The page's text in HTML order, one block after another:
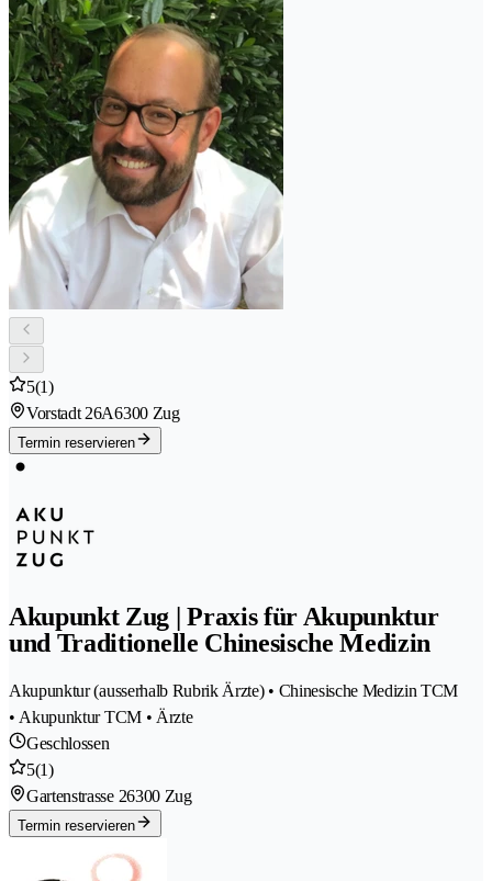
5(1)
Vorstadt 26A6300 Zug
Termin reservieren
Akupunkt Zug | Praxis für Akupunktur
und Traditionelle Chinesische Medizin
Akupunktur (ausserhalb Rubrik Ärzte) • Chinesische Medizin TCM
• Akupunktur TCM • Ärzte
Geschlossen
5(1)
Gartenstrasse 26300 Zug
Termin reservieren